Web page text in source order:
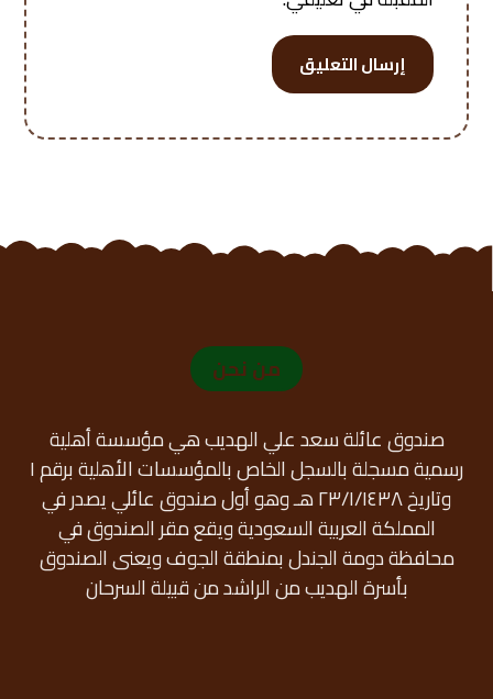
إرسال التعليق
من نحن
صندوق عائلة سعد علي الهديب هي مؤسسة أهلية
رسمية مسجلة بالسجل الخاص بالمؤسسات الأهلية برقم ١
وتاريخ ٢٣/١/١٤٣٨ هـ وهو أول صندوق عائلي يصدر في
المملكة العربية السعودية ويقع مقر الصندوق في
محافظة دومة الجندل بمنطقة الجوف ويعنى الصندوق
بأسرة الهديب من الراشد من قبيلة السرحان